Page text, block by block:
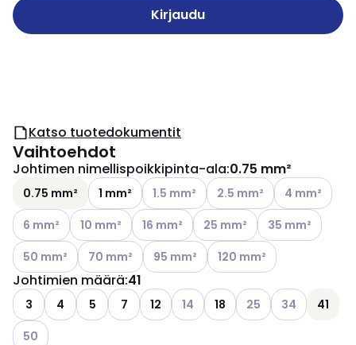
Kirjaudu
Katso tuotedokumentit
Vaihtoehdot
Johtimen nimellispoikkipinta-ala:0.75 mm²
0.75 mm² 1 mm² Katso käytettävissä olevat
1.5 mm² Katso käytettävissä
2.5 mm² Katso
4 mm²
Katso käytettävissä olevat vaihtoehdot
6 mm² Katso käytettävissä olevat vaihtoehdot
10 mm² Katso käytettävissä olevat vaihtoehdot
16 mm² Katso käytettävissä olevat
25 mm² Katso
35 mm²
Katso käytettävissä olevat vaihtoehdot
50 mm² Katso käytettävissä olevat vaihtoehdot
70 mm² Katso käytettävissä olevat
95 mm² Katso käytettävissä
120 mm²
Johtimien määrä:41
3 4 5 7 12 Katso käytettävissä olevat
14 18 Katso käytettävissä
25 Katso
34
41
Katso käytettävissä olevat vaihtoehdot
50